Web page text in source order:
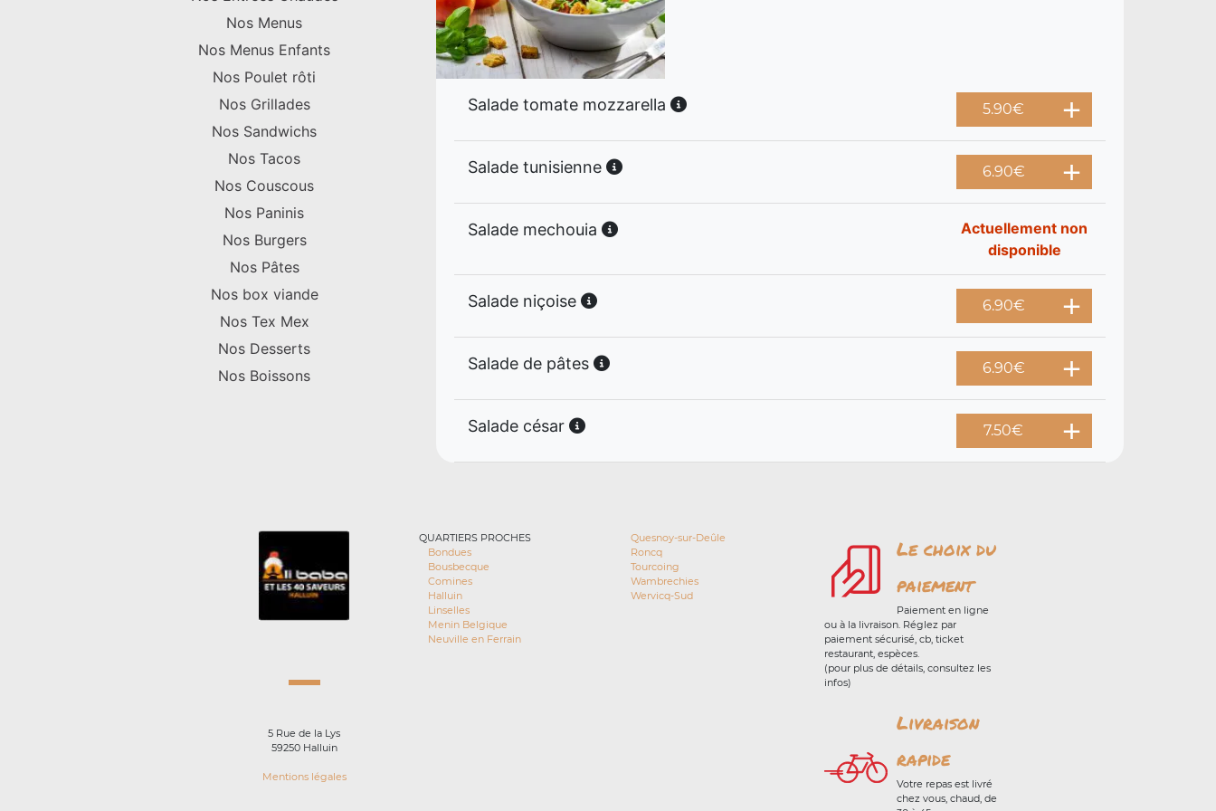
Nos Menus
Nos Menus Enfants
Nos Poulet rôti
Nos Grillades
Nos Sandwichs
Nos Tacos
Nos Couscous
Nos Paninis
Nos Burgers
Nos Pâtes
Nos box viande
Nos Tex Mex
Nos Desserts
Nos Boissons
Salade tomate mozzarella 5.90€
Salade tunisienne 6.90€
Salade mechouia
Actuellement non
disponible
Salade niçoise 6.90€
Salade de pâtes 6.90€
Salade césar 7.50€
5 Rue de la Lys
59250 Halluin
Mentions légales
QUARTIERS PROCHES
Bondues
Bousbecque
Comines
Halluin
Linselles
Menin Belgique
Neuville en Ferrain
Quesnoy-sur-Deûle
Roncq
Tourcoing
Wambrechies
Wervicq-Sud
Le choix du
paiement
Paiement en ligne
ou à la livraison. Réglez par
paiement sécurisé, cb, ticket
restaurant, espèces.
(pour plus de détails, consultez les
infos)
Livraison
rapide
Votre repas est livré
chez vous, chaud, de